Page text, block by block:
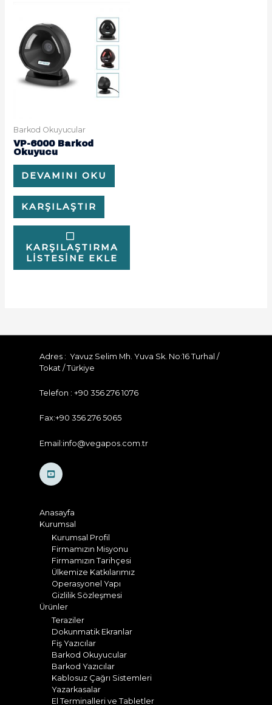
Barkod Okuyucular
VP-6000 Barkod
Okuyucu
DEVAMINI OKU
KARŞILAŞTIR
KARŞILAŞTIRMA
LISTESINE EKLE
Adres : Yavuz Selim Mh. Yuva Sk. No:16 Turhal /
Tokat / Türkiye
Telefon : +90 356 276 1076
Fax:+90 356 276 5065
Email:info@vegapos.com.tr
Anasayfa
Kurumsal
Kurumsal Profil
Firmamızın Misyonu
Firmamızın Tarihçesi
Ülkemize Katkılarımız
Operasyonel Yapı
Gizlilik Sözleşmesi
Ürünler
Teraziler
Dokunmatik Ekranlar
Fiş Yazıcılar
Barkod Okuyucular
Barkod Yazıcılar
Kablosuz Çağrı Sistemleri
Yazarkasalar
El Terminalleri ve Tabletler